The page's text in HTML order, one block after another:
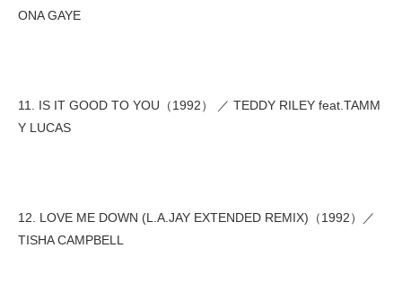
ONA GAYE
11. IS IT GOOD TO YOU（1992） ／ TEDDY RILEY feat.TAMM
Y LUCAS
12. LOVE ME DOWN (L.A.JAY EXTENDED REMIX)（1992）／
TISHA CAMPBELL